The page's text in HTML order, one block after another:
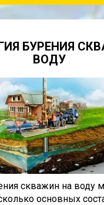
БУРЕНИЯ
ВОДУ
скважин на воду
основных